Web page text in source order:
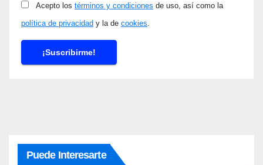
Acepto los términos y condiciones de uso, así como la
política de privacidad y la de cookies
Puede Interesarte